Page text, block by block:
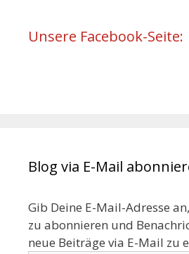
Unsere Facebook-Seite:
Blog via E-Mail
Gib Deine E-Mail-Adresse
zu abonnieren und
neue Beiträge via E-Mail zu